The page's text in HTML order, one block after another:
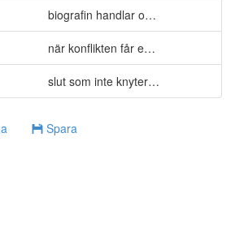
biografin handlar om författarens
när konflikten får en lösning
slut som inte knyter ihop alla trådar
Spara